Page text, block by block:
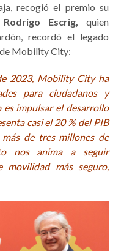
recogió el premio su
Escrig, quien
recordó el legado
Mobility City:
2023, Mobility City ha
para ciudadanos y
es impulsar el desarrollo
casi el 20 % del PIB
de tres millones de
nos anima a seguir
más seguro,